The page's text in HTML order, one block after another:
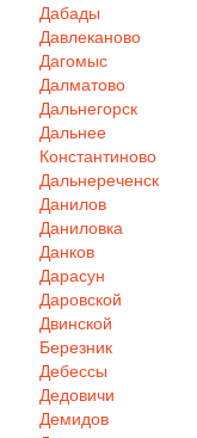
Дабады
Давлеканово
Дагомыс
Далматово
Дальнегорск
Дальнее
Константиново
Дальнереченск
Данилов
Даниловка
Данков
Дарасун
Даровской
Двинской
Березник
Дебессы
Дедовичи
Демидов